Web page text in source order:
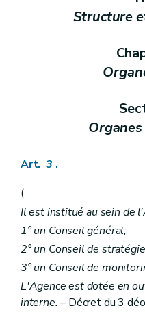
Art. 100
Art. 101
Section 6
Art. 103
Section 7
Chapitre IV
Section 1re
Sous-
Art.
Section
Art.
Art. 111
Sous-
Art.
Sous-
Structure
Art. 3 .
(
Il est institué au sein de
1° un Conseil général;
2° un Conseil de
3° un Conseil de
L'Agence est dotée en
interne.– Décret du 3